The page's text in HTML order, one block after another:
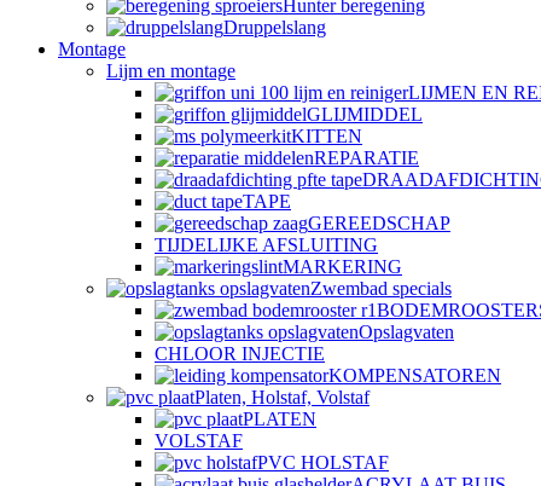
Hunter beregening
Druppelslang
Montage
Lijm en montage
LIJMEN EN
GLIJMIDDEL
KITTEN
REPARATIE
TAPE
GEREEDSCHAP
TIJDELIJKE AFSLUITING
MARKERING
Zwembad specials
Opslagvaten
CHLOOR INJECTIE
KOMPENSATOREN
Platen, Holstaf, Volstaf
PLATEN
VOLSTAF
PVC HOLSTAF